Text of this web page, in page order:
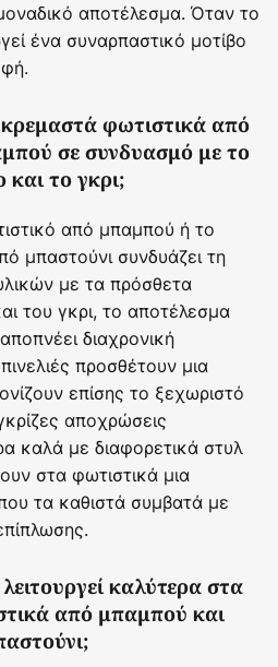
αποτέλεσμα. Όταν το
ένα συναρπαστικό μοτίβο
φωτιστικά από
σε συνδυασμό με το
και το γκρι;
από μπαμπού ή το
μπαστούνι συνδυάζει τη
με τα πρόσθετα
του γκρι, το αποτέλεσμα
διαχρονική
προσθέτουν μια
επίσης το ξεχωριστό
αποχρώσεις
καλά με διαφορετικά στυλ
στα φωτιστικά μια
τα καθιστά συμβατά με
καλύτερα στα
από μπαμπού και